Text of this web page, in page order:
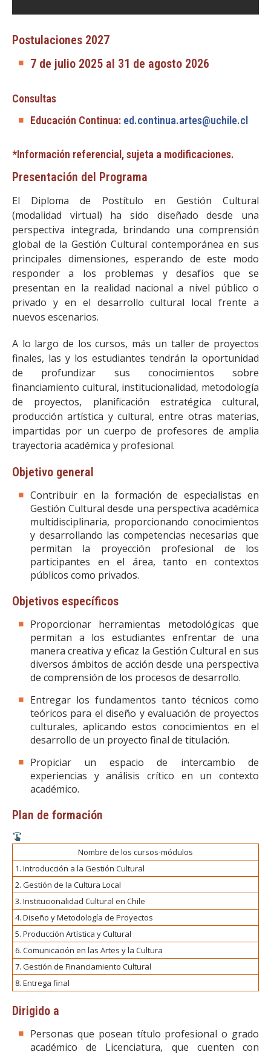
Postulaciones 2027
7 de julio 2025 al 31 de agosto 2026
Consultas
Educación Continua: ed.continua.artes@uchile.cl
*Información referencial, sujeta a modificaciones.
Presentación del Programa
El Diploma de Postítulo en Gestión Cultural
(modalidad virtual) ha sido diseñado desde una
perspectiva integrada, brindando una comprensión
global de la Gestión Cultural contemporánea en sus
principales dimensiones, esperando de este modo
responder a los problemas y desafíos que se
presentan en la realidad nacional a nivel público o
privado y en el desarrollo cultural local frente a
nuevos escenarios.
A lo largo de los cursos, más un taller de proyectos
finales, las y los estudiantes tendrán la oportunidad
de profundizar sus conocimientos sobre
financiamiento cultural, institucionalidad, metodología
de proyectos, planificación estratégica cultural,
producción artística y cultural, entre otras materias,
impartidas por un cuerpo de profesores de amplia
trayectoria académica y profesional.
Objetivo general
Contribuir en la formación de especialistas en
Gestión Cultural desde una perspectiva académica
multidisciplinaria, proporcionando conocimientos
y desarrollando las competencias necesarias que
permitan la proyección profesional de los
participantes en el área, tanto en contextos
públicos como privados.
Objetivos específicos
Proporcionar herramientas metodológicas que
permitan a los estudiantes enfrentar de una
manera creativa y eficaz la Gestión Cultural en sus
diversos ámbitos de acción desde una perspectiva
de comprensión de los procesos de desarrollo.
Entregar los fundamentos tanto técnicos como
teóricos para el diseño y evaluación de proyectos
culturales, aplicando estos conocimientos en el
desarrollo de un proyecto final de titulación.
Propiciar un espacio de intercambio de
experiencias y análisis crítico en un contexto
académico.
Plan de formación
Nombre de los cursos-módulos
1. Introducción a la Gestión Cultural
2. Gestión de la Cultura Local
3. Institucionalidad Cultural en Chile
4. Diseño y Metodología de Proyectos
5. Producción Artística y Cultural
6. Comunicación en las Artes y la Cultura
7. Gestión de Financiamiento Cultural
8. Entrega final
Dirigido a
Personas que posean título profesional o grado
académico de Licenciatura, que cuenten con